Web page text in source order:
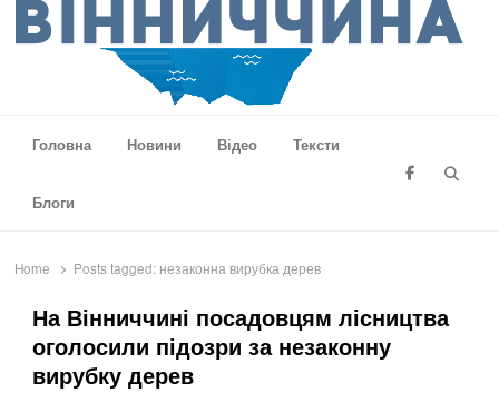
Головна
Новини Відео Тексти
Блоги
Home Posts tagged: незаконна вирубка дерев
На Вінниччині посадовцям лісництва
оголосили підозри за незаконну
вирубку дерев